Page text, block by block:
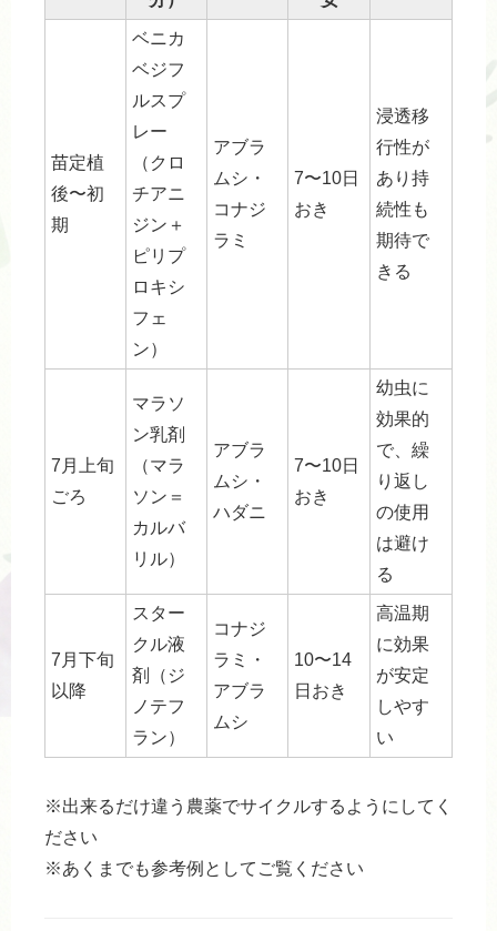
苗定植
後〜初
期
ベニカ
ベジフ
ルスプ
レー
（クロ
チアニ
ジン＋
ピリプ
ロキシ
フェ
ン）
アブラ
ムシ・
コナジ
ラミ
7〜10日
おき
浸透移
行性が
あり持
続性も
期待で
きる
7月上旬
ごろ
マラソ
ン乳剤
（マラ
ソン＝
カルバ
リル）
アブラ
ムシ・
ハダニ
7〜10日
おき
幼虫に
効果的
で、繰
り返し
の使用
は避け
る
7月下旬
以降
スター
クル液
剤（ジ
ノテフ
ラン）
コナジ
ラミ・
アブラ
ムシ
10〜14
日おき
高温期
に効果
が安定
しやす
い
※出来るだけ違う農薬でサイクルするようにしてく
ださい
※あくまでも参考例としてご覧ください